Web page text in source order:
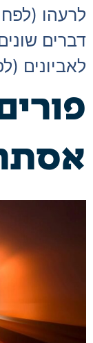
לרעהו
דברים
לאביונים